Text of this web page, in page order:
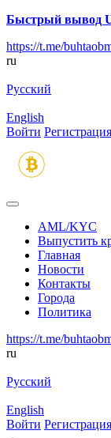
Быстрый вывод
https://t.me/
ru
Русский
English
Войти Регистрация
AML/KYC
Выпустить
Главная
Новости
Контакты
Города
Политика
https://t.me/
ru
Русский
English
Войти Регистрация